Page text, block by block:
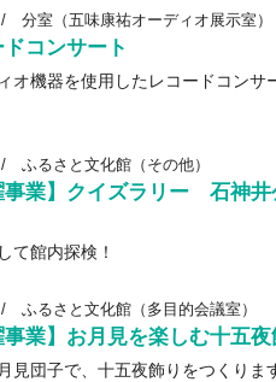
分室（五味康祐オーディオ展示室）
ドコンサート
オ機器を使用したレコードコンサ
ふるさと文化館（その他）
事業】クイズラリー 石神
て館内探検！
ふるさと文化館（多目的会議室）
事業】お月見を楽しむ十五夜
見団子で、十五夜飾りをつくりま